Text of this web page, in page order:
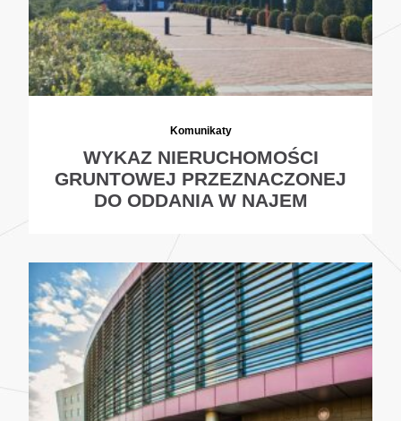
Komunikaty
WYKAZ NIERUCHOMOŚCI
GRUNTOWEJ PRZEZNACZONEJ
DO ODDANIA W NAJEM